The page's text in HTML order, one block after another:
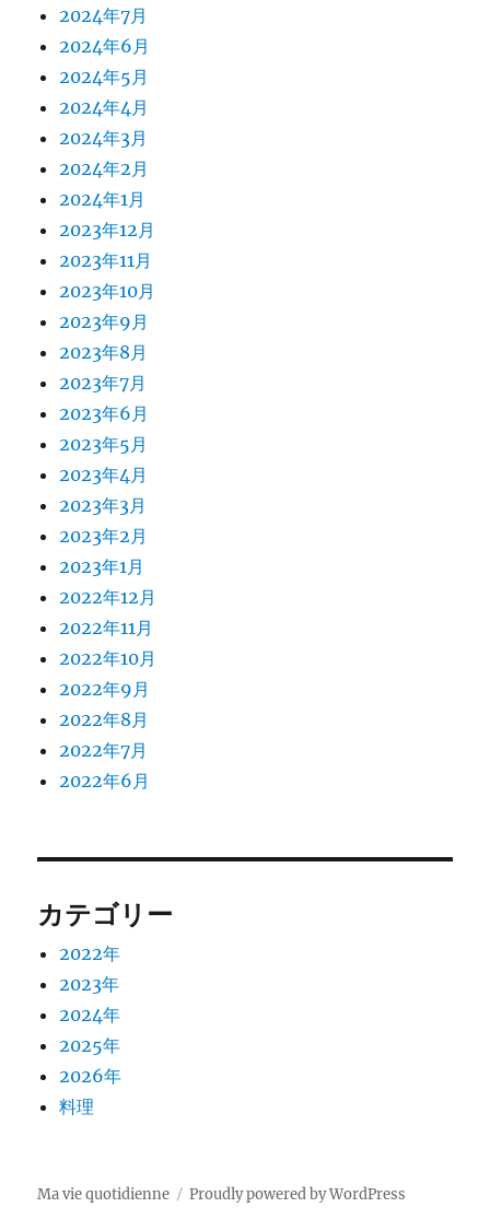
2024年7月
2024年6月
2024年5月
2024年4月
2024年3月
2024年2月
2024年1月
2023年12月
2023年11月
2023年10月
2023年9月
2023年8月
2023年7月
2023年6月
2023年5月
2023年4月
2023年3月
2023年2月
2023年1月
2022年12月
2022年11月
2022年10月
2022年9月
2022年8月
2022年7月
2022年6月
カテゴリー
2022年
2023年
2024年
2025年
2026年
料理
Ma vie quotidienne Proudly powered by WordPress